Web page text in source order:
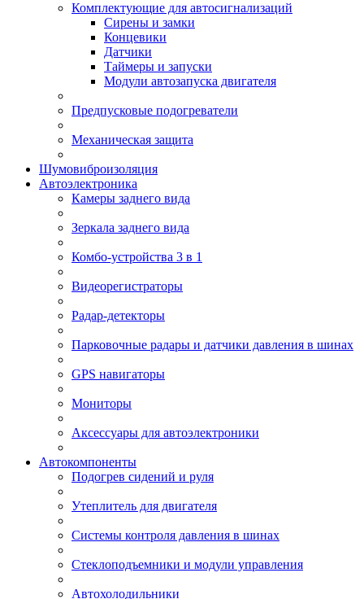
Комплектующие для автосигнализаций
Сирены и замки
Концевики
Датчики
Таймеры и запуски
Модули автозапуска двигателя
Предпусковые подогреватели
Механическая защита
Шумовиброизоляция
Автоэлектроника
Камеры заднего вида
Зеркала заднего вида
Комбо-устройства 3 в 1
Видеорегистраторы
Радар-детекторы
Парковочные радары и датчики давления в шинах
GPS навигаторы
Мониторы
Аксессуары для автоэлектроники
Автокомпоненты
Подогрев сидений и руля
Утеплитель для двигателя
Системы контроля давления в шинах
Стеклоподъемники и модули управления
Автохолодильники